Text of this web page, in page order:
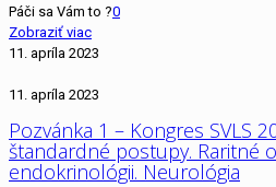
Páči sa Vám to ?0
Zobraziť viac
11. apríla 2023
11. apríla 2023
Pozvánka 1 – Kongres SVLS
štandardné postupy. Raritné
endokrinológii. Neurológia